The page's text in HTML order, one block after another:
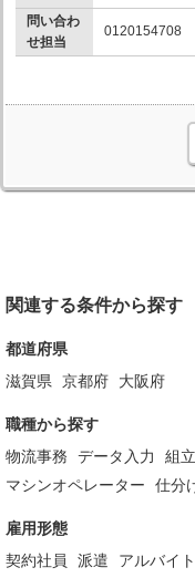
問い合わ
せ担当
0120154708
関連する条件から探す
都道府県
滋賀県 京都府 大阪府
職種から探す
物流事務
データ入力 組
マシンオペレーター
仕分
雇用形態
契約社員
派遣 アルバイ